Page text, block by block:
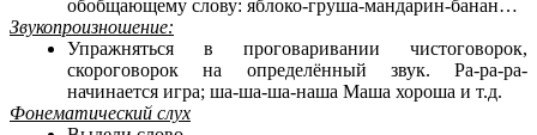
обобщающему слову: яблоко-груша-мандарин-банан…
Звукопроизношение:
Упражняться в проговаривании чистоговорок,
скороговорок на определённый звук. Ра-ра-ра-
начинается игра; ша-ша-ша-наша Маша хороша и т.д.
Фонематический слух